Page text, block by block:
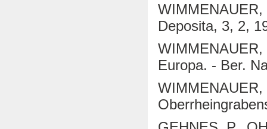
Deposita, 3, 2,
Europa. - Ber.